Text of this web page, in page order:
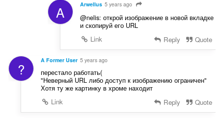
A Arwellus 5 years ago
@nelis: открой изображение в новой вкладке
и скопируй его URL
Link
Reply Quote
? A Former User 5 years ago
перестало работать(
"Неверный URL либо доступ к изображению ограничен"
Хотя ту же картинку в хроме находит
Link
Reply Quote